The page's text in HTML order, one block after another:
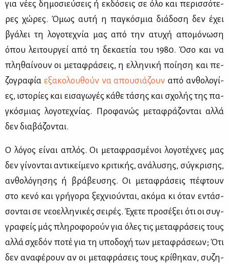
για νέ­ες δη­μο­σιεύ­σεις ή εκ­δό­σεις σε όλο και πε­ρισ­σό­τε­
ρες χώ­ρες. Όμως αυ­τή η πα­γκό­σμια διά­δο­ση δεν έχει
βγά­λει τη λο­γο­τε­χνία μας από την ατυ­χή απο­μό­νω­ση
όπου λει­τουρ­γεί από τη δε­κα­ε­τία του 1980. Όσο και να
πλη­θαί­νουν οι με­τα­φρά­σεις, η ελ­λη­νι­κή ποί­η­ση και πε­
ζο­γρα­φία εξα­κο­λου­θούν να απου­σιά­ζουν από αν­θο­λο­γί­
ες, ιστο­ρί­ες και ει­σα­γω­γές κά­θε τά­σης και σχο­λής της πα­
γκό­σμιας λο­γο­τε­χνί­ας. Προ­φα­νώς με­τα­φρά­ζο­νται αλ­λά
δεν δια­βά­ζο­νται.
Ο λό­γος εί­ναι απλός. Οι με­τα­φρα­σμέ­νοι λο­γο­τέ­χνες μας
δεν γί­νο­νται αντι­κεί­με­νο κρι­τι­κής, ανά­λυ­σης, σύ­γκρι­σης,
αν­θο­λό­γη­σης ή βρά­βευ­σης. Οι με­τα­φρά­σεις πέ­φτουν
στο κε­νό και γρή­γο­ρα ξε­χνιού­νται, ακό­μα κι όταν εντάσ­
σο­νται σε νε­ο­ελ­λη­νι­κές σει­ρές. Έχε­τε προ­σέ­ξει ότι οι συγ­
γρα­φείς μάς πλη­ρο­φο­ρούν για όλες τις με­τα­φρά­σεις τους
αλ­λά σχε­δόν πο­τέ για τη υπο­δο­χή των με­τα­φρά­σε­ων; Ότι
δεν ανα­φέ­ρουν αν οι με­τα­φρά­σεις τους κρί­θη­καν, συ­ζη­